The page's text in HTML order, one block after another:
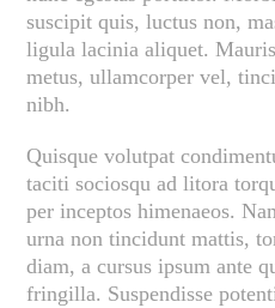
suscipit quis, luctus non,
ligula lacinia aliquet.
metus, ullamcorper vel,
nibh.
Quisque volutpat
taciti sociosqu ad litora
per inceptos himenaeos.
urna non tincidunt mattis,
diam, a cursus ipsum ante
fringilla. Suspendisse